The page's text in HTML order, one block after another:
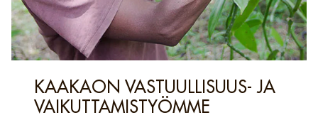
KAAKAON VASTUULLISUUS- JA
VAIKUTTAMISTYÖMME